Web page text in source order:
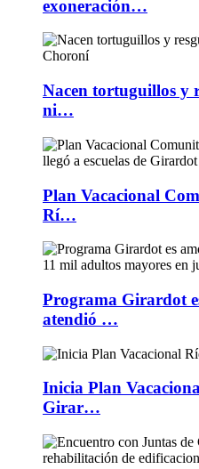
exoneración…
Nacen tortuguillos y
ni…
Plan Vacacional
Rí…
Programa Girardot
atendió …
Inicia Plan
Girar…